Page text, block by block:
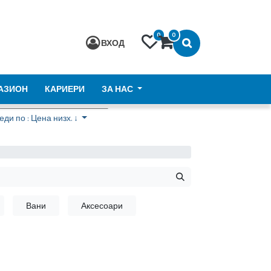
ВХОД
0 0
КАРИЕРИ ЗА НАС
по : Цена низх. ↓
Вани Аксесоари